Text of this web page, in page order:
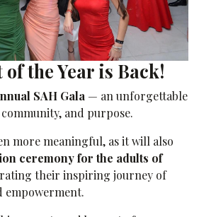
of the Year is Back!
SAH Gala — an unforgettable
and purpose.
more meaningful, as it will also
ceremony for the adults of
their inspiring journey of
empowerment.